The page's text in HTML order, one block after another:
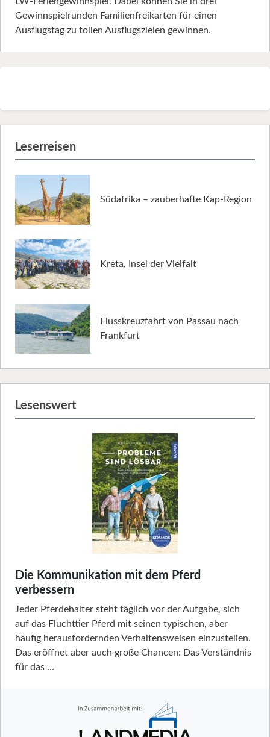
Gewinnspielrunden Familienfreikarten für einen
Ausflugstag zu tollen Ausflugszielen gewinnen.
Leserreisen
Südafrika – zauberhafte Kap-Region
Kreta, Insel der Vielfalt
Flusskreuzfahrt von Passau nach
Frankfurt
Lesenswert
Die Kommunikation mit dem Pferd
verbessern
Jeder Pferdehalter steht täglich vor der Aufgabe, sich
auf das Fluchttier Pferd mit seinen typischen, aber
häufig herausfordernden Verhaltensweisen einzustellen.
Das eröffnet aber auch große Chancen: Das Verständnis
für das …